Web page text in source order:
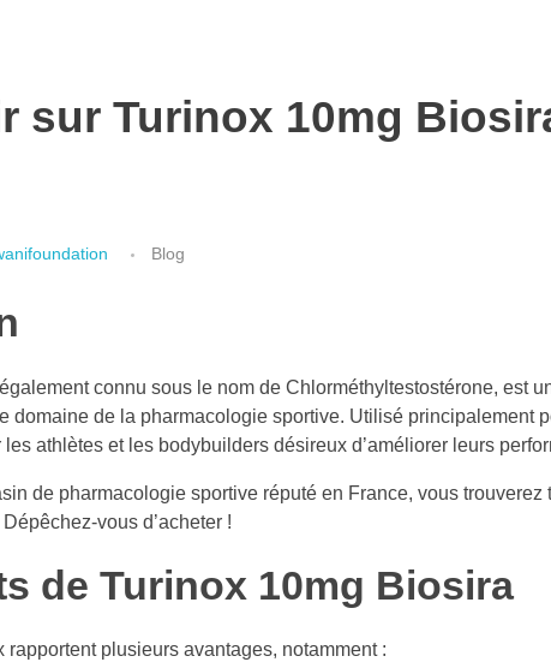
sur Turinox 10mg
Blog
connu sous le nom de Chlorméthyltestostérone, est
domaine de la pharmacologie sportive. Utilisé principalement
athlètes et les bodybuilders désireux d’améliorer leurs
de pharmacologie sportive réputé en France, vous
Dépêchez-vous d’acheter !
de Turinox 10mg Biosira
rapportent plusieurs avantages, notamment :